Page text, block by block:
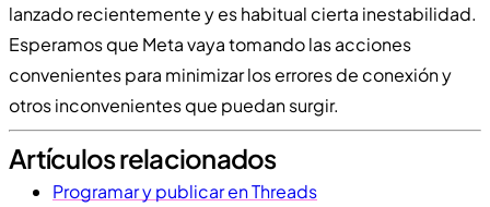
lanzado recientemente y es habitual cierta inestabilidad.
Esperamos que Meta vaya tomando las acciones
convenientes para minimizar los errores de conexión y
otros inconvenientes que puedan surgir.
Artículos relacionados
Programar y publicar en Threads